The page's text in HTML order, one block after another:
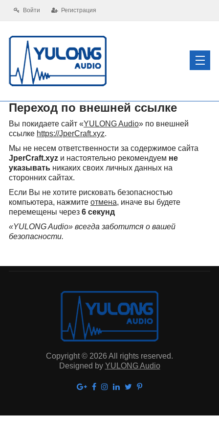
Войти Регистрация
Переход по внешней ссылке
Вы покидаете сайт «YULONG Audio» по внешней
ссылке https://JperCraft.xyz.
Мы не несем ответственности за содержимое сайта
JperCraft.xyzи настоятельно рекомендуем не
указыватьникаких своих личных данных на
сторонних сайтах.
Если Вы не хотите рисковать безопасностью
компьютера, нажмите отмена, иначе вы будете
перемещены через 6секунд
«YULONG Audio» всегда заботится о вашей
безопасности.
Copyright © 2026 All rights reserved.
Designed by YULONG Audio